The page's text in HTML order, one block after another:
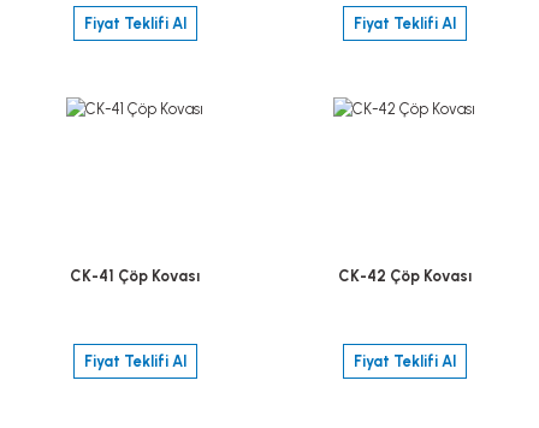
Fiyat Teklifi Al Fiyat Teklifi Al
CK-41 Çöp Kovası
Fiyat Teklifi Al
CK-42 Çöp Kovası
Fiyat Teklifi Al